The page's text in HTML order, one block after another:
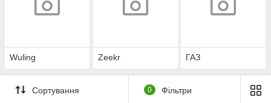
Wuling Zeekr ГАЗ
Сортування 0 Фільтри